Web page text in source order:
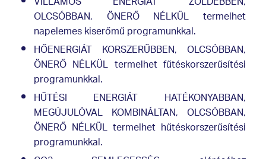
OLCSÓBBAN, ÖNERŐ NÉLKÜL termelhet
napelemes kiserőmű programunkkal.
HŐENERGIÁT KORSZERŰBBEN, OLCSÓBBAN,
ÖNERŐ NÉLKÜL termelhet fűtéskorszerűsítési
programunkkal.
HŰTÉSI ENERGIÁT HATÉKONYABBAN,
MEGÚJULÓVAL KOMBINÁLTAN, OLCSÓBBAN,
ÖNERŐ NÉLKÜL termelhet hűtéskorszerűsítési
programunkkal.